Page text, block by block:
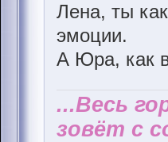
Лена, ты
эмоции.
А Юра, как
...Весь
зовёт с